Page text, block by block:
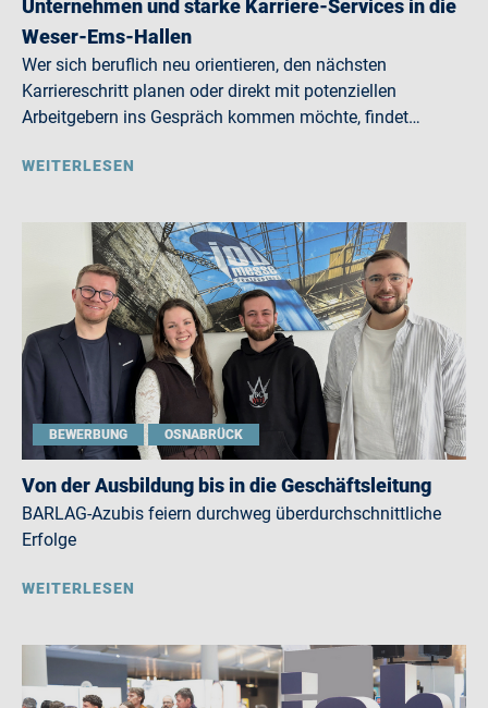
Unternehmen und starke Karriere-Services in die
Weser-Ems-Hallen
Wer sich beruflich neu orientieren, den nächsten
Karriereschritt planen oder direkt mit potenziellen
Arbeitgebern ins Gespräch kommen möchte, findet…
WEITERLESEN
BEWERBUNG OSNABRÜCK
Von der Ausbildung bis in die Geschäftsleitung
BARLAG-Azubis feiern durchweg überdurchschnittliche
Erfolge
WEITERLESEN